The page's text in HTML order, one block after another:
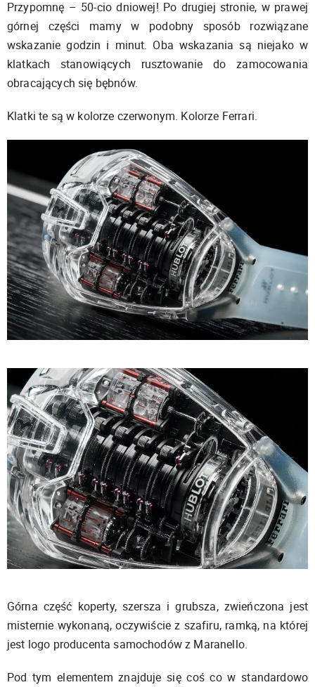
Przypomnę – 50-cio dniowej! Po drugiej stronie, w prawej
górnej części mamy w podobny sposób rozwiązane
wskazanie godzin i minut. Oba wskazania są niejako w
klatkach stanowiących rusztowanie do zamocowania
obracających się bębnów.
Klatki te są w kolorze czerwonym. Kolorze Ferrari.
Górna część koperty, szersza i grubsza, zwieńczona jest
misternie wykonaną, oczywiście z szafiru, ramką, na której
jest logo producenta samochodów z Maranello.
Pod tym elementem znajduje się coś co w standardowo